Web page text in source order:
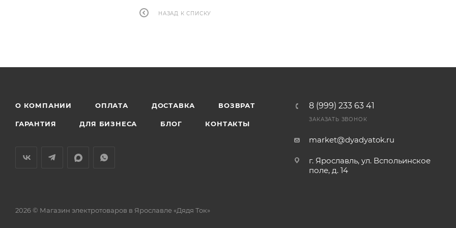
НАЗАД К СПИСКУ
О КОМПАНИИ ОПЛАТА ДОСТАВКА ВОЗВРАТ
ГАРАНТИЯ ДЛЯ БИЗНЕСА БЛОГ КОНТАКТЫ
8 (999) 233 63 41
ЗАКАЗАТЬ ЗВОНОК
market@dyadyatok.ru
г. Ярославль, ул. Вспольинское
поле, д. 14
2026 © Магазин электротоваров в Ярославле «Дядя Ток»